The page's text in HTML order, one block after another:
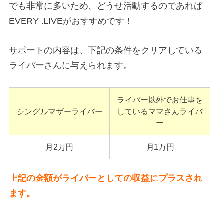
でも非常に多いため、どうせ活動するのであれば
EVERY .LIVEがおすすめです！
サポートの内容は、下記の条件をクリアしている
ライバーさんに与えられます。
シングルマザーライバー
ライバー以外でお仕事を
しているママさんライバ
ー
月2万円 月1万円
上記の金額がライバーとしての収益にプラスされ
ます。